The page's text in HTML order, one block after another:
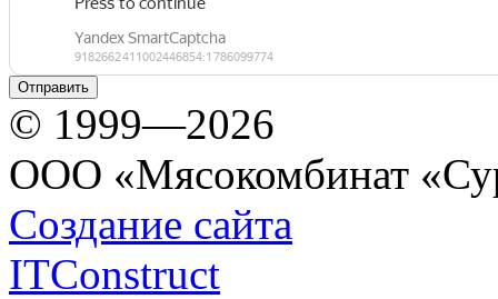
© 1999—2026
ООО «Мясокомбинат
Создание сайта
ITConstruct